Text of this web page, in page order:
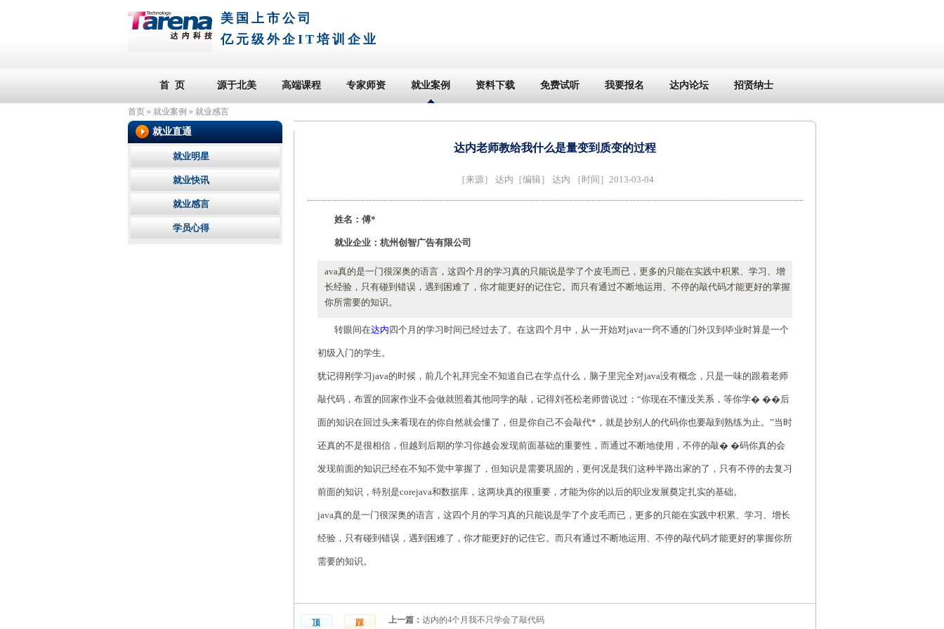
美国上市公司
亿元级外企IT培训企业
首 页 源于北美 高端课程 专家师资 就业案例 资料下载 免费试听 我要报名 达内论坛 招贤纳士
首页 » 就业案例 » 就业感言
达内老师教给我什么是量变到质变的过程
［来源］ 达内 ［编辑］ 达内 ［时间］2013-03-04
姓名：傅*
就业企业：杭州创智广告有限公司
ava真的是一门很深奥的语言，这四个月的学习真的只能说是学了个皮毛而已，更多的只能在实践中积累、学习、增
长经验，只有碰到错误，遇到困难了，你才能更好的记住它。而只有通过不断地运用、不停的敲代码才能更好的掌握
你所需要的知识。
转眼间在达内 四个月的学习时间已经过去了。在这四个月中，从一开始对java一窍不通的门外汉到毕业时算是一个
初级入门的学生。
犹记得刚学习java的时候，前几个礼拜完全不知道自己在学点什么，脑子里完全对java没有概念，只是一味的跟着老师
敲代码，布置的回家作业不会做就照着其他同学的敲，记得刘苍松老师曾说过：“你现在不懂没关系，等你学� ��后
面的知识在回过头来看现在的你自然就会懂了，但是你自己不会敲代*，就是抄别人的代码你也要敲到熟练为止。”当时
还真的不是很相信，但越到后期的学习你越会发现前面基础的重要性，而通过不断地使用，不停的敲� �码你真的会
发现前面的知识已经在不知不觉中掌握了，但知识是需要巩固的，更何况是我们这种半路出家的了，只有不停的去复习
前面的知识，特别是corejava和数据库，这两块真的很重要，才能为你的以后的职业发展奠定扎实的基础。
java真的是一门很深奥的语言，这四个月的学习真的只能说是学了个皮毛而已，更多的只能在实践中积累、学习、增长
经验，只有碰到错误，遇到困难了，你才能更好的记住它。而只有通过不断地运用、不停的敲代码才能更好的掌握你所
需要的知识。
顶 踩 上一篇： 达内的4个月我不只学会了敲代码
就业直通
就业明星
就业快讯
就业感言
学员心得